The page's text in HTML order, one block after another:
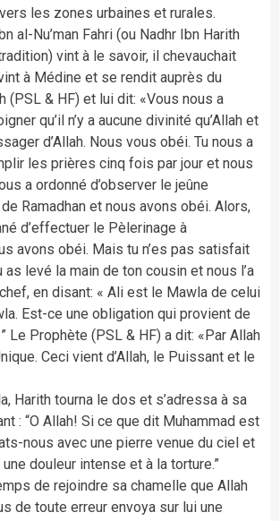
les zones urbaines et rurales.
al-Nu’man Fahri (ou Nadhr Ibn Harith
vint à le savoir, il chevauchait
à Médine et se rendit auprès du
(PSL & HF) et lui dit: «Vous nous a
qu’il n’y a aucune divinité qu’Allah et
d’Allah. Nous vous obéi. Tu nous a
les prières cinq fois par jour et nous
a ordonné d’observer le jeûne
Ramadhan et nous avons obéi. Alors,
d’effectuer le Pèlerinage à
avons obéi. Mais tu n’es pas satisfait
levé la main de ton cousin et nous l’a
en disant: « Ali est le Mawla de celui
Est-ce une obligation qui provient de
Le Prophète (PSL & HF) a dit: «Par Allah
Ceci vient d’Allah, le Puissant et le
Harith tourna le dos et s’adressa à sa
: “O Allah! Si ce que dit Muhammad est
nous avec une pierre venue du ciel et
douleur intense et à la torture.”
de rejoindre sa chamelle que Allah
de toute erreur envoya sur lui une